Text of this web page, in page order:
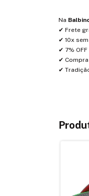
Na
✔ Frete
✔ 10x
✔ 7% OFF
✔
✔